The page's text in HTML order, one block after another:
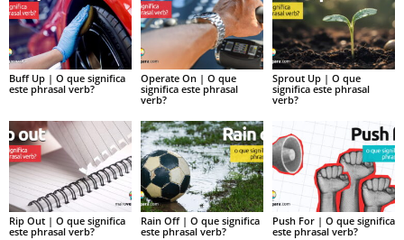
Buff Up | O que significa
este phrasal verb?
Operate On | O que
significa este phrasal
verb?
Sprout Up | O que
significa este phrasal
verb?
Rip Out | O que significa
este phrasal verb?
Rain Off | O que significa
este phrasal verb?
Push For | O que significa
este phrasal verb?